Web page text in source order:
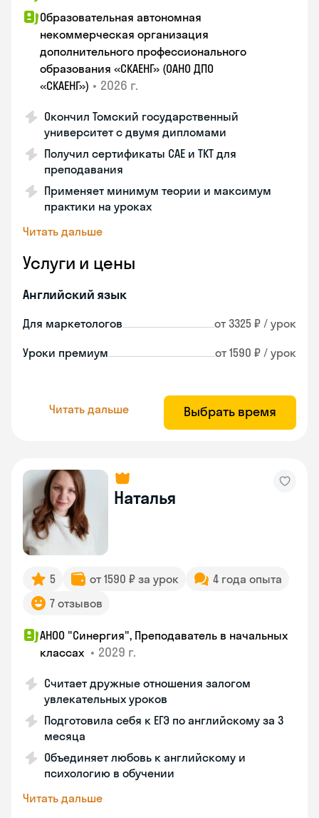
Образовательная автономная
некоммерческая организация
дополнительного профессионального
образования «СКАЕНГ» (ОАНО ДПО
«СКАЕНГ») • 2026 г.
Окончил Томский государственный
университет с двумя дипломами
Получил сертификаты CAE и TKT для
преподавания
Применяет минимум теории и максимум
практики на уроках
Читать дальше
Услуги и цены
Английский язык
Для маркетологов от 3325 ₽ / урок
Уроки премиум от 1590 ₽ / урок
Читать дальше Выбрать время
Наталья
5 от 1590 ₽ за урок
4 года опыта
7 отзывов
АНОО "Синергия", Преподаватель в начальных
классах • 2029 г.
Считает дружные отношения залогом
увлекательных уроков
Подготовила себя к ЕГЭ по английскому за 3
месяца
Объединяет любовь к английскому и
психологию в обучении
Читать дальше